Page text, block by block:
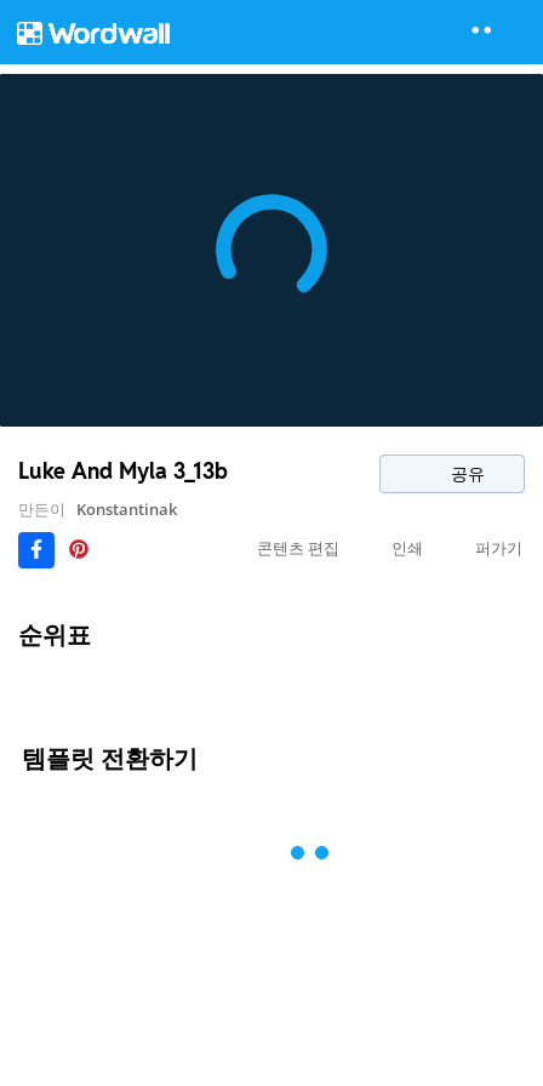
Luke And Myla 3_13b 공유
만든이
Konstantinak
콘텐츠 편집
인쇄 퍼가기
순위표
템플릿 전환하기